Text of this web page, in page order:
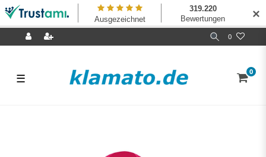
0
☰ 0
✕